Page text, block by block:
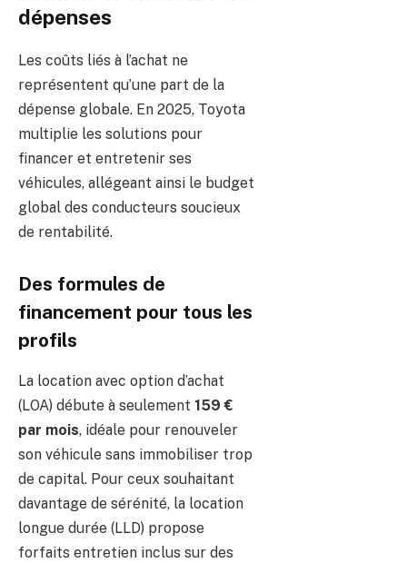
dépenses
Les coûts liés à l’achat ne
représentent qu’une part de la
dépense globale. En 2025, Toyota
multiplie les solutions pour
financer et entretenir ses
véhicules, allégeant ainsi le budget
global des conducteurs soucieux
de rentabilité.
Des formules de
financement pour tous les
profils
La location avec option d’achat
(LOA) débute à seulement 159 €
par mois, idéale pour renouveler
son véhicule sans immobiliser trop
de capital. Pour ceux souhaitant
davantage de sérénité, la location
longue durée (LLD) propose
forfaits entretien inclus sur des